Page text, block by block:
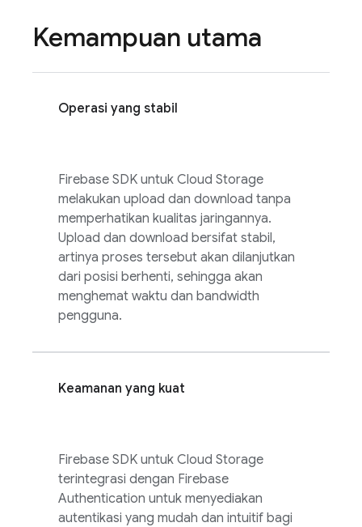
Kemampuan utama
Operasi yang stabil
Firebase SDK untuk Cloud Storage
melakukan upload dan download tanpa
memperhatikan kualitas jaringannya.
Upload dan download bersifat stabil,
artinya proses tersebut akan dilanjutkan
dari posisi berhenti, sehingga akan
menghemat waktu dan bandwidth
pengguna.
Keamanan yang kuat
Firebase SDK untuk Cloud Storage
terintegrasi dengan Firebase
Authentication untuk menyediakan
autentikasi yang mudah dan intuitif bagi